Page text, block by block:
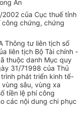
An
2002 của Cục thuế tỉnh
công chứng, chứng
Thông tư liên tịch số
liên tịch Bộ Tài chính -
thuộc danh Mục quy
31/71998 của Thủ
phát triển kinh tế-
sâu, vùng xa
tiền lệ phí công
các nội dung chi phục